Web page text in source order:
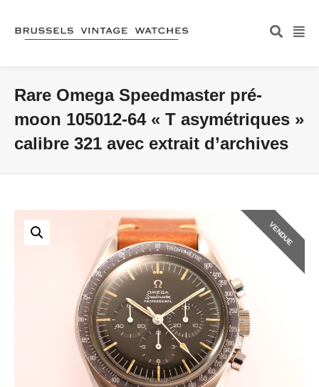
Rare Omega Speedmaster pré-
moon 105012-64 « T asymétriques »
calibre 321 avec extrait d’archives
VENDUE